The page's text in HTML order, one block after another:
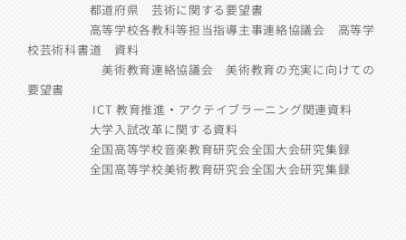
都道府県 芸術に関する要望書
高等学校各教科等担当指導主事連絡協議会 高等学
校芸術科書道 資料
美術教育連絡協議会 美術教育の充実に向けての
要望書
ICT 教育推進・アクテイブラーニング関連資料
大学入試改革に関する資料
全国高等学校音楽教育研究会全国大会研究集録
全国高等学校美術教育研究会全国大会研究集録